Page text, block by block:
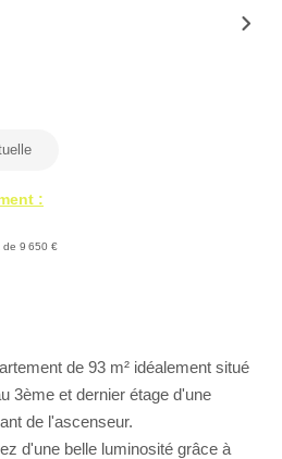
Newsletters
Rejoindre
:
de 9 650 €
de 93 m² idéalement situé
3ème et dernier étage d'une
de l'ascenseur.
d'une belle luminosité grâce à